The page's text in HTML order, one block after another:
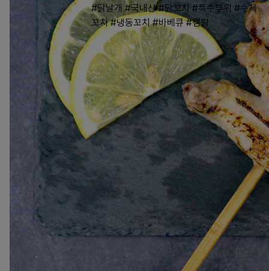
#닭날개 #국내산 #닭꼬치 #특수부위 #수제
꼬치 #냉동꼬치 #바베큐 #캠핑